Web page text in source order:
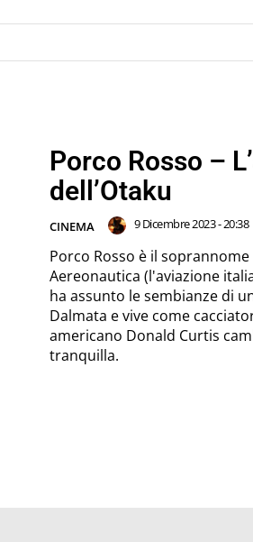
Porco Rosso –
dell’Otaku
CINEMA 9 Dicembre 2023 - 20:38
Porco Rosso è il
Aereonautica (l'aviazione
ha assunto le sembianze di
Dalmata e vive come
americano Donald Curtis
tranquilla.